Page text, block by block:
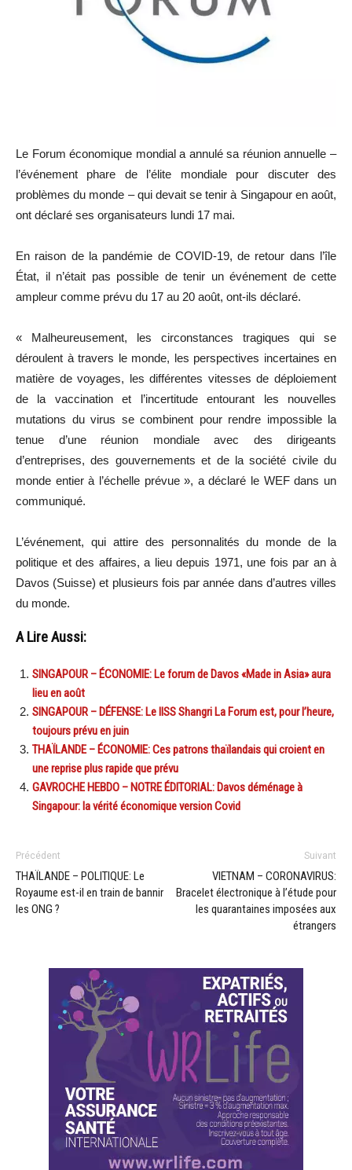
Le Forum économique mondial a annulé sa réunion annuelle –
l’événement phare de l’élite mondiale pour discuter des
problèmes du monde – qui devait se tenir à Singapour en août,
ont déclaré ses organisateurs lundi 17 mai.
En raison de la pandémie de COVID-19, de retour dans l’île
État, il n’était pas possible de tenir un événement de cette
ampleur comme prévu du 17 au 20 août, ont-ils déclaré.
« Malheureusement, les circonstances tragiques qui se
déroulent à travers le monde, les perspectives incertaines en
matière de voyages, les différentes vitesses de déploiement
de la vaccination et l’incertitude entourant les nouvelles
mutations du virus se combinent pour rendre impossible la
tenue d’une réunion mondiale avec des dirigeants
d’entreprises, des gouvernements et de la société civile du
monde entier à l’échelle prévue », a déclaré le WEF dans un
communiqué.
L’événement, qui attire des personnalités du monde de la
politique et des affaires, a lieu depuis 1971, une fois par an à
Davos (Suisse) et plusieurs fois par année dans d’autres villes
du monde.
A Lire Aussi:
SINGAPOUR – ÉCONOMIE: Le forum de Davos «Made in Asia» aura
lieu en août
SINGAPOUR – DÉFENSE: Le IISS Shangri La Forum est, pour l’heure,
toujours prévu en juin
THAÏLANDE – ÉCONOMIE: Ces patrons thaïlandais qui croient en
une reprise plus rapide que prévu
GAVROCHE HEBDO – NOTRE ÉDITORIAL: Davos déménage à
Singapour: la vérité économique version Covid
Précédent
THAÏLANDE – POLITIQUE: Le
Royaume est-il en train de bannir
les ONG ?
Suivant
VIETNAM – CORONAVIRUS:
Bracelet électronique à l’étude pour
les quarantaines imposées aux
étrangers